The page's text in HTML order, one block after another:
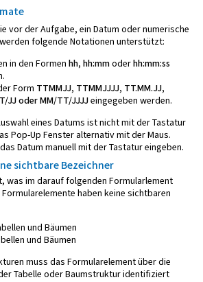
vor der Aufgabe, ein Datum oder numerische
folgende Notationen unterstützt:
in den Formen hh, hh:mmoderhh:mm:ss
Form TTMMJJ, TTMMJJJJ, TT.MM.JJ,
JJ oder MM/TT/JJJJeingegeben werden.
eines Datums ist nicht mit der Tastatur
Pop-Up Fenster alternativ mit der Maus.
Datum manuell mit der Tastatur eingeben.
sichtbare Bezeichner
was im darauf folgenden Formularlement
haben keine sichtbaren
und Bäumen
und Bäumen
muss das Formularelement über die
Tabelle oder Baumstruktur identifiziert